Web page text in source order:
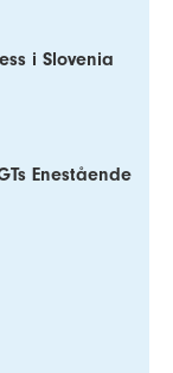
i Slovenia
Enestående